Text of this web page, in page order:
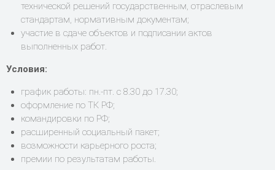
технической решений государственным, отраслевым
стандартам, нормативным документам;
участие в сдаче объектов и подписании актов
выполненных работ.
Условия:
график работы: пн.-пт. с 8.30 до 17.30;
оформление по ТК РФ;
командировки по РФ;
расширенный социальный пакет;
возможности карьерного роста;
премии по результатам работы.